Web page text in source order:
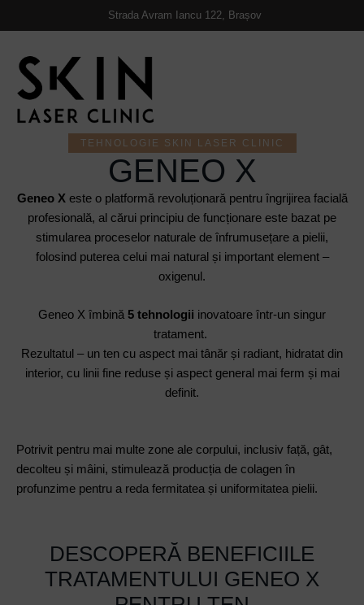
https://skinlaserclinic.ro/Strada Avram Iancu 122, Brașov
TEHNOLOGIE SKIN LASER CLINIC
GENEO X
Geneo X este o platformă revoluționară pentru îngrijirea facială
profesională, al cărui principiu de funcționare este bazat pe
stimularea proceselor naturale de înfrumusețare a pielii,
folosind puterea celui mai natural și important element –
oxigenul.
Geneo X îmbină 5 tehnologii inovatoare într-un singur
tratament.
Rezultatul – un ten cu aspect mai tânăr și radiant, hidratat din
interior, cu linii fine reduse și aspect general mai ferm și mai
definit.
Potrivit pentru mai multe zone ale corpului, inclusiv față, gât,
decolteu și mâini, stimulează producția de colagen în
profunzime pentru a reda fermitatea și uniformitatea pielii.
DESCOPERĂ BENEFICIILE
TRATAMENTULUI GENEO X